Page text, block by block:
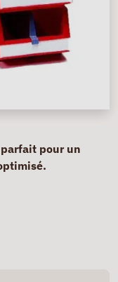
pour un